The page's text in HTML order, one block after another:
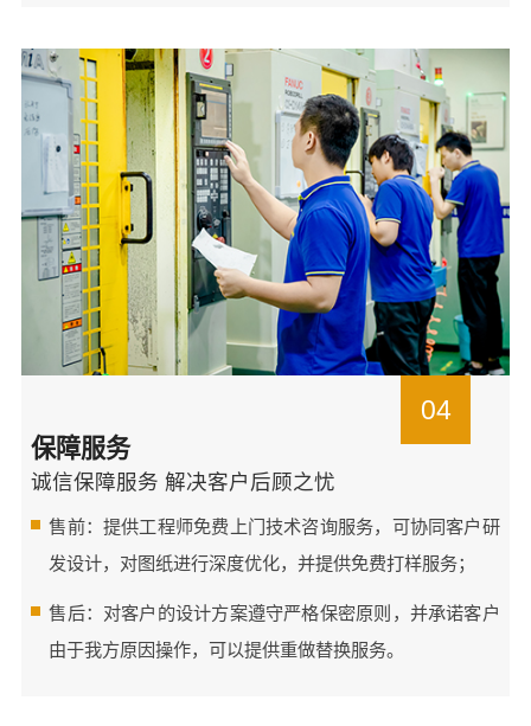
04
保障服务
诚信保障服务 解决客户后顾之忧
售前：提供工程师免费上门技术咨询服务，可协同客户研
发设计，对图纸进行深度优化，并提供免费打样服务；
售后：对客户的设计方案遵守严格保密原则，并承诺客户
由于我方原因操作，可以提供重做替换服务。